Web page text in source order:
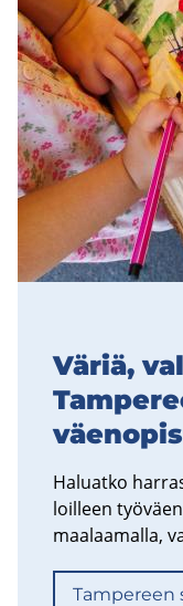
Väriä,
Ha­luat­ko
loil­leen
maa­laa­mal­la,
Tam­pe­reen